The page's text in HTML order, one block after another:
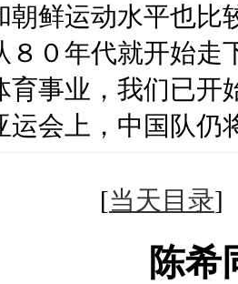
朝鲜运动水平也比
８０年代就开始走
育事业，我们已开
运会上，中国队仍
[当天目录
陈希